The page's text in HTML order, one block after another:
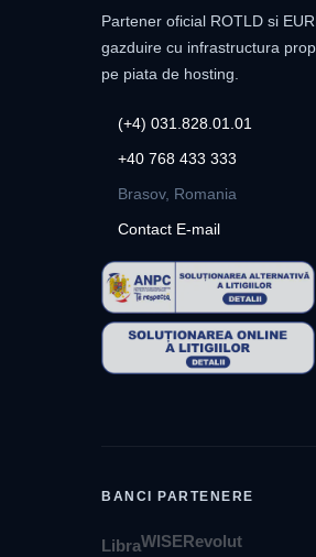
Partener oficial ROTLD si
gazduire cu infrastructura
pe piata de hosting.
(+4) 031.828.01.01
+40 768 433 333
Brasov, Romania
Contact E-mail
BANCI PARTENERE
LibraWISERevolut